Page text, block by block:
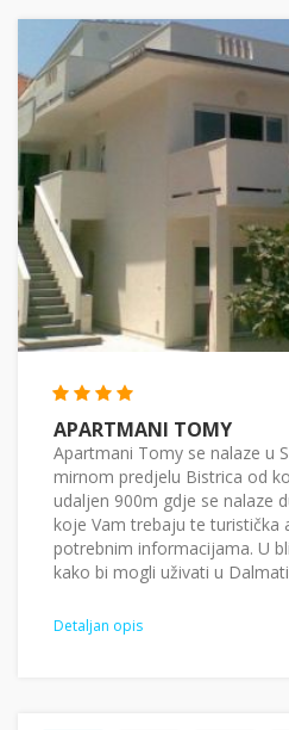
APARTMANI TOMY
Apartmani Tomy se nalaze u
mirnom predjelu Bistrica od
udaljen 900m gdje se nalaze
koje Vam trebaju te turistička
potrebnim informacijama. U
kako bi mogli uživati u
Detaljan opis